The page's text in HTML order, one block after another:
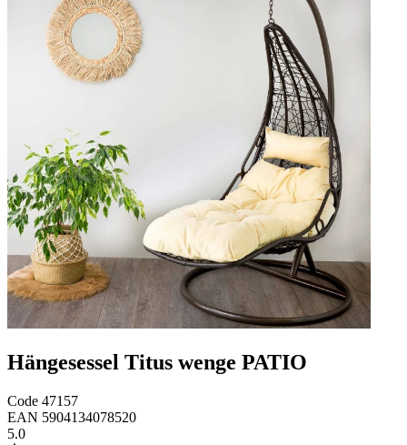
Hängesessel Titus wenge PATIO
Code 47157
EAN 5904134078520
5.0